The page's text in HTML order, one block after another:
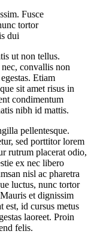
Fusce
tortor
dui
ut non tellus.
convallis non
Etiam
sit amet risus in
condimentum
nibh id mattis.
pellentesque.
sed porttitor lorem
rutrum placerat odio,
ex nec libero
nisl ac pharetra
luctus, nunc tortor
et dignissim
est, id cursus metus
laoreet. Proin
felis.